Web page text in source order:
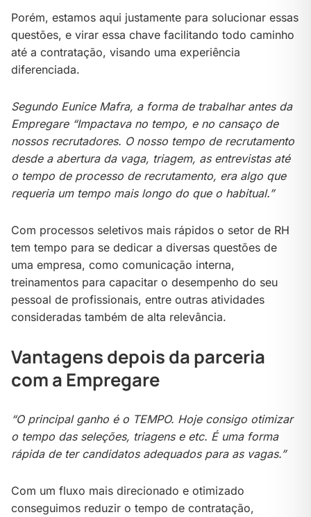
Porém, estamos aqui justamente para solucionar essas
questões, e virar essa chave facilitando todo caminho
até a contratação, visando uma experiência
diferenciada.
Segundo Eunice Mafra, a forma de trabalhar antes da
Empregare “Impactava no tempo, e no cansaço de
nossos recrutadores. O nosso tempo de recrutamento
desde a abertura da vaga, triagem, as entrevistas até
o tempo de processo de recrutamento, era algo que
requeria um tempo mais longo do que o habitual.”
Com processos seletivos mais rápidos o setor de RH
tem tempo para se dedicar a diversas questões de
uma empresa, como comunicação interna,
treinamentos para capacitar o desempenho do seu
pessoal de profissionais, entre outras atividades
consideradas também de alta relevância.
Vantagens depois da parceria
com a Empregare
“O principal ganho é o TEMPO. Hoje consigo otimizar
o tempo das seleções, triagens e etc. É uma forma
rápida de ter candidatos adequados para as vagas.”
Com um fluxo mais direcionado e otimizado
conseguimos reduzir o tempo de contratação,